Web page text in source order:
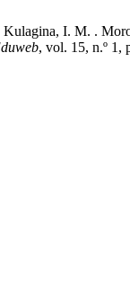
I. M. .
, vol. 15, n.º 1,